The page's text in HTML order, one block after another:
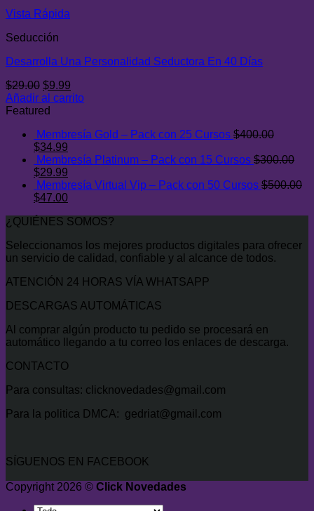
$29.00.
Vista Rápida
Seducción
Desarrolla Una Personalidad Seductora En 40 Días
$29.00 El
precio
original
$29.00.
$9.99
precio
$9.99.
Añadir al carrito
Featured
Membresía Gold – Pack con 25 Cursos $400.00
El
precio
original
era:
$400.00.
$34.99
precio
es:
$34.99.
Membresía Platinum – Pack con 15 Cursos $300.00
El
precio
original
$300.00.
$29.99
precio
actual
$29.99.
Membresía Virtual Vip – Pack con 50 Cursos $500.00
El
original
$500.00.
$47.00El
actual
$47.00.
¿QUIÉNES SOMOS?
Seleccionamos los mejores productos digitales para ofrecer
un servicio de calidad, confiable y al alcance de todos.
ATENCIÓN 24 HORAS VÍA WHATSAPP
DESCARGAS AUTOMÁTICAS
Al comprar algún producto tu pedido se procesará en
automático llegando a tu correo los enlaces de descarga.
CONTACTO
Para consultas: clicknovedades@gmail.com
Para la politica DMCA: gedriat@gmail.com
SÍGUENOS EN FACEBOOK
Copyright 2026 © Click Novedades